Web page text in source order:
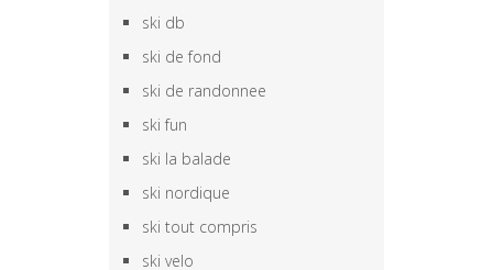
ski db
ski de fond
ski de randonnee
ski fun
ski la balade
ski nordique
ski tout compris
ski velo